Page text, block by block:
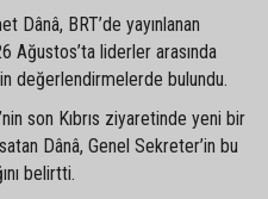
Dânâ, BRT’de yayınlanan
Ağustos’ta liderler arasında
değerlendirmelerde bulundu.
son Kıbrıs ziyaretinde yeni bir
Dânâ, Genel Sekreter’in bu
belirtti.